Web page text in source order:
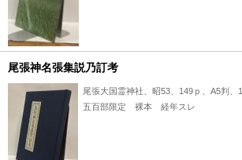
尾張神名張集説乃訂考
尾張大国霊神社、昭53、149ｐ、A5判、1
五百部限定 裸本 経年スレ